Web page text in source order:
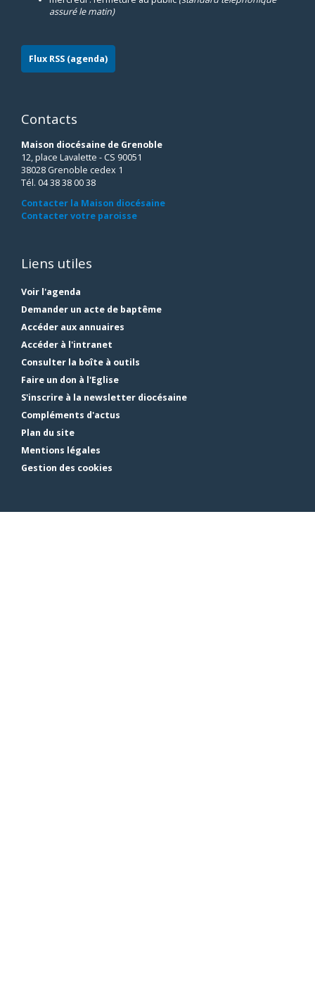
assuré le matin)
Flux RSS (agenda)
Contacts
Maison diocésaine de Grenoble
12, place Lavalette - CS 90051
38028 Grenoble cedex 1
Tél. 04 38 38 00 38
Contacter la Maison diocésaine
Contacter votre paroisse
Liens utiles
Voir l'agenda
Demander un acte de baptême
Accéder aux annuaires
Accéder à l'intranet
Consulter la boîte à outils
Faire un don à l'Eglise
S'inscrire à la newsletter diocésaine
Compléments d'actus
Plan du site
Mentions légales
Gestion des cookies